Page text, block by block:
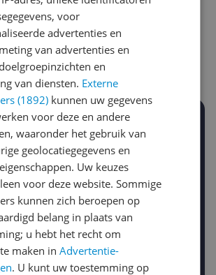
Laatste prijsupdate
07-08-2026
in en mis geen prijsdaling
zodra de prijs zakt
of bedrag
-15%
Gewenste prijs
€
Prijsalert aanzetten
voor
advertenties en
van advertenties en
en
van diensten. Externe
(1892) kunnen uw gegevens
voor deze en andere
waaronder het gebruik van
geolocatiegegevens en
Uw keuzes
voor deze website. Sommige
kunnen zich beroepen op
belang in plaats van
u hebt het recht om
maken inAdvertentie-
. U kunt uw toestemming op